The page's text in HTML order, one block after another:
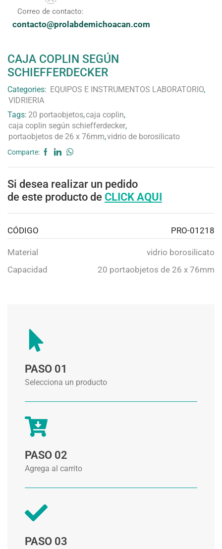
Correo de contacto:
contacto@prolabdemichoacan.com
CAJA COPLIN SEGÚN
SCHIEFFERDECKER
Categories: EQUIPOS E INSTRUMENTOS LABORATORIO,
VIDRIERIA
Tags: 20 portaobjetos,caja coplin,
caja coplin según schiefferdecker,
portaobjetos de 26 x 76mm,vidrio de borosilicato
Comparte:
Si desea realizar un pedido
de este producto de CLICK AQUI
CÓDIGO PRO-01218
Material
vidrio borosilicato
Capacidad
20 portaobjetos de 26 x 76mm
PASO 01
Selecciona un producto
PASO 02
Agrega al carrito
PASO 03